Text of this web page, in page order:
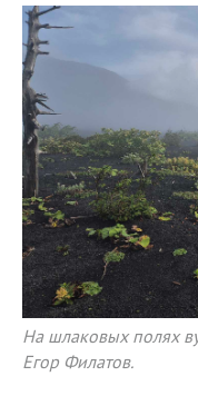
На шлаковых полях
Егор Филатов.